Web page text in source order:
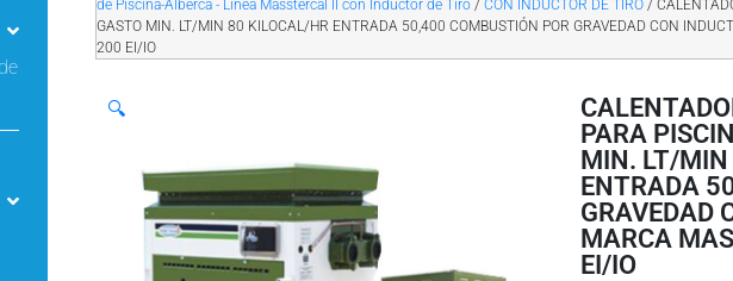
de Piscina-Alberca - Línea Masstercal II con Inductor de Tiro /CON INDUCTOR DE TIRO /
GASTO MIN. LT/MIN 80 KILOCAL/HR ENTRADA 50,400 COMBUSTIÓN POR GRAVEDAD CON
200 EI/IO
🔍
PARA
MIN. LT/
ENTRADA
GRAVEDAD
MARCA
EI/IO